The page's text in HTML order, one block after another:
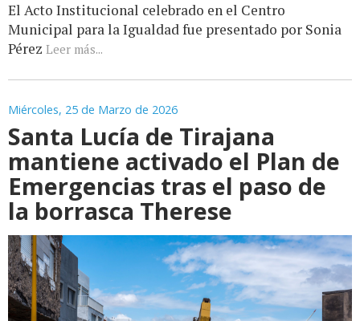
El Acto Institucional celebrado en el Centro
Municipal para la Igualdad fue presentado por Sonia
Pérez Leer más...
Miércoles, 25 de Marzo de 2026
Santa Lucía de Tirajana
mantiene activado el Plan de
Emergencias tras el paso de
la borrasca Therese